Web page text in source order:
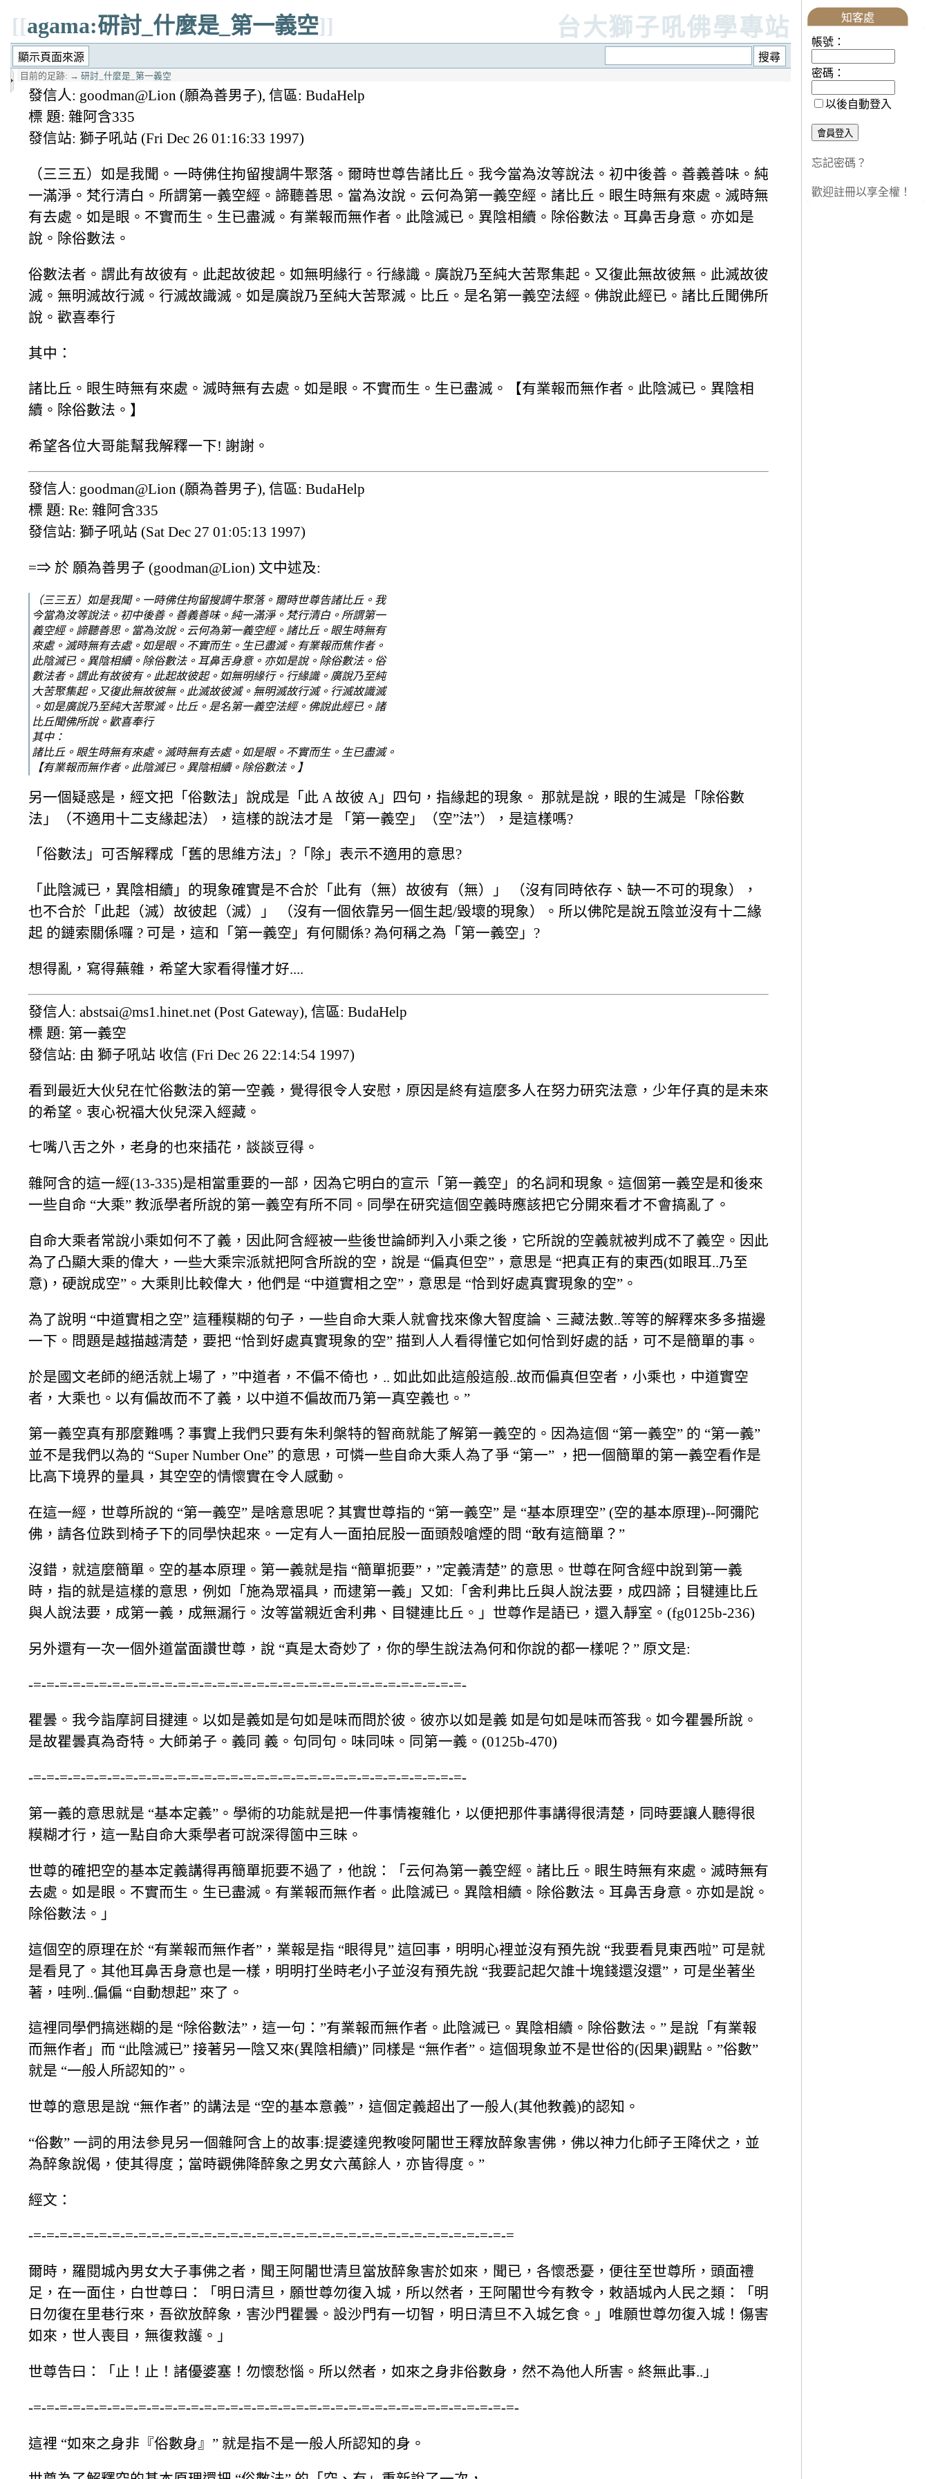
[[agama:研討_什麼是_第一義空]] 台大獅子吼佛學專站
目前的足跡: → 研討_什麼是_第一義空
發信人: goodman@Lion (願為善男子), 信區: BudaHelp
標 題: 雜阿含335
發信站: 獅子吼站 (Fri Dec 26 01:16:33 1997)
（三三五）如是我聞。一時佛住拘留搜調牛聚落。爾時世尊告諸比丘。我今當為汝等說法。初中後善。善義善味。純
一滿淨。梵行清白。所謂第一義空經。諦聽善思。當為汝說。云何為第一義空經。諸比丘。眼生時無有來處。滅時無
有去處。如是眼。不實而生。生已盡滅。有業報而無作者。此陰滅已。異陰相續。除俗數法。耳鼻舌身意。亦如是
說。除俗數法。
俗數法者。謂此有故彼有。此起故彼起。如無明緣行。行緣識。廣說乃至純大苦聚集起。又復此無故彼無。此滅故彼
滅。無明滅故行滅。行滅故識滅。如是廣說乃至純大苦聚滅。比丘。是名第一義空法經。佛說此經已。諸比丘聞佛所
說。歡喜奉行
其中：
諸比丘。眼生時無有來處。滅時無有去處。如是眼。不實而生。生已盡滅。【有業報而無作者。此陰滅已。異陰相
續。除俗數法。】
希望各位大哥能幫我解釋一下! 謝謝。
發信人: goodman@Lion (願為善男子), 信區: BudaHelp
標 題: Re: 雜阿含335
發信站: 獅子吼站 (Sat Dec 27 01:05:13 1997)
=⇒ 於 願為善男子 (goodman@Lion) 文中述及:
（三三五）如是我聞。一時佛住拘留搜調牛聚落。爾時世尊告諸比丘。我
今當為汝等說法。初中後善。善義善味。純一滿淨。梵行清白。所謂第一
義空經。諦聽善思。當為汝說。云何為第一義空經。諸比丘。眼生時無有
來處。滅時無有去處。如是眼。不實而生。生已盡滅。有業報而焦作者。
此陰滅已。異陰相續。除俗數法。耳鼻舌身意。亦如是說。除俗數法。俗
數法者。謂此有故彼有。此起故彼起。如無明緣行。行緣識。廣說乃至純
大苦聚集起。又復此無故彼無。此滅故彼滅。無明滅故行滅。行滅故識滅
。如是廣說乃至純大苦聚滅。比丘。是名第一義空法經。佛說此經已。諸
比丘聞佛所說。歡喜奉行
其中：
諸比丘。眼生時無有來處。滅時無有去處。如是眼。不實而生。生已盡滅。
【有業報而無作者。此陰滅已。異陰相續。除俗數法。】
另一個疑惑是，經文把「俗數法」說成是「此 A 故彼 A」四句，指緣起的現象。 那就是說，眼的生滅是「除俗數
法」（不適用十二支緣起法），這樣的說法才是 「第一義空」（空”法”），是這樣嗎?
「俗數法」可否解釋成「舊的思維方法」?「除」表示不適用的意思?
「此陰滅已，異陰相續」的現象確實是不合於「此有（無）故彼有（無）」 （沒有同時依存、缺一不可的現象），
也不合於「此起（滅）故彼起（滅）」 （沒有一個依靠另一個生起/毀壞的現象）。所以佛陀是說五陰並沒有十二緣
起 的鏈索關係囉 ? 可是，這和「第一義空」有何關係? 為何稱之為「第一義空」?
想得亂，寫得蕪雜，希望大家看得懂才好....
發信人: abstsai@ms1.hinet.net (Post Gateway), 信區: BudaHelp
標 題: 第一義空
發信站: 由 獅子吼站 收信 (Fri Dec 26 22:14:54 1997)
看到最近大伙兒在忙俗數法的第一空義，覺得很令人安慰，原因是終有這麼多人在努力研究法意，少年仔真的是未來
的希望。衷心祝福大伙兒深入經藏。
七嘴八舌之外，老身的也來插花，談談豆得。
雜阿含的這一經(13-335)是相當重要的一部，因為它明白的宣示「第一義空」的名詞和現象。這個第一義空是和後來
一些自命 “大乘” 教派學者所說的第一義空有所不同。同學在研究這個空義時應該把它分開來看才不會搞亂了。
自命大乘者常說小乘如何不了義，因此阿含經被一些後世論師判入小乘之後，它所說的空義就被判成不了義空。因此
為了凸顯大乘的偉大，一些大乘宗派就把阿含所說的空，說是 “偏真但空”，意思是 “把真正有的東西(如眼耳..乃至
意)，硬說成空”。大乘則比較偉大，他們是 “中道實相之空”，意思是 “恰到好處真實現象的空”。
為了說明 “中道實相之空” 這種糢糊的句子，一些自命大乘人就會找來像大智度論、三藏法數..等等的解釋來多多描邊
一下。問題是越描越清楚，要把 “恰到好處真實現象的空” 描到人人看得懂它如何恰到好處的話，可不是簡單的事。
於是國文老師的絕活就上場了，”中道者，不偏不倚也，.. 如此如此這般這般..故而偏真但空者，小乘也，中道實空
者，大乘也。以有偏故而不了義，以中道不偏故而乃第一真空義也。”
第一義空真有那麼難嗎？事實上我們只要有朱利槃特的智商就能了解第一義空的。因為這個 “第一義空” 的 “第一義”
並不是我們以為的 “Super Number One” 的意思，可憐一些自命大乘人為了爭 “第一” ，把一個簡單的第一義空看作是
比高下境界的量具，其空空的情懷實在令人感動。
在這一經，世尊所說的 “第一義空” 是啥意思呢？其實世尊指的 “第一義空” 是 “基本原理空” (空的基本原理)--阿彌陀
佛，請各位跌到椅子下的同學快起來。一定有人一面拍屁股一面頭殼嗆煙的問 “敢有這簡單？”
沒錯，就這麼簡單。空的基本原理。第一義就是指 “簡單扼要”，”定義清楚” 的意思。世尊在阿含經中說到第一義
時，指的就是這樣的意思，例如「施為眾福具，而逮第一義」又如:「舍利弗比丘與人說法要，成四諦；目犍連比丘
與人說法要，成第一義，成無漏行。汝等當親近舍利弗、目犍連比丘。」世尊作是語已，還入靜室。(fg0125b-236)
另外還有一次一個外道當面讚世尊，說 “真是太奇妙了，你的學生說法為何和你說的都一樣呢？” 原文是:
-=-=-=-=-=-=-=-=-=-=-=-=-=-=-=-=-=-=-=-=-=-=-=-=-=-=-=-=-=-=-=-=-=-
瞿曇。我今詣摩訶目揵連。以如是義如是句如是味而問於彼。彼亦以如是義 如是句如是味而答我。如今瞿曇所說。
是故瞿曇真為奇特。大師弟子。義同 義。句同句。味同味。同第一義。(0125b-470)
-=-=-=-=-=-=-=-=-=-=-=-=-=-=-=-=-=-=-=-=-=-=-=-=-=-=-=-=-=-=-=-=-=-
第一義的意思就是 “基本定義”。學術的功能就是把一件事情複雜化，以便把那件事講得很清楚，同時要讓人聽得很
糢糊才行，這一點自命大乘學者可說深得箇中三昧。
世尊的確把空的基本定義講得再簡單扼要不過了，他說：「云何為第一義空經。諸比丘。眼生時無有來處。滅時無有
去處。如是眼。不實而生。生已盡滅。有業報而無作者。此陰滅已。異陰相續。除俗數法。耳鼻舌身意。亦如是說。
除俗數法。」
這個空的原理在於 “有業報而無作者”，業報是指 “眼得見” 這回事，明明心裡並沒有預先說 “我要看見東西啦” 可是就
是看見了。其他耳鼻舌身意也是一樣，明明打坐時老小子並沒有預先說 “我要記起欠誰十塊錢還沒還”，可是坐著坐
著，哇咧..偏偏 “自動想起” 來了。
這裡同學們搞迷糊的是 “除俗數法”，這一句：”有業報而無作者。此陰滅已。異陰相續。除俗數法。” 是說「有業報
而無作者」而 “此陰滅已” 接著另一陰又來(異陰相續)” 同樣是 “無作者”。這個現象並不是世俗的(因果)觀點。”俗數”
就是 “一般人所認知的”。
世尊的意思是說 “無作者” 的講法是 “空的基本意義”，這個定義超出了一般人(其他教義)的認知。
“俗數” 一詞的用法參見另一個雜阿含上的故事:提婆達兜教唆阿闍世王釋放醉象害佛，佛以神力化師子王降伏之，並
為醉象說偈，使其得度；當時觀佛降醉象之男女六萬餘人，亦皆得度。”
經文：
-=-=-=-=-=-=-=-=-=-=-=-=-=-=-=-=-=-=-=-=-=-=-=-=-=-=-=-=-=-=-=-=-=-=-=-=-=
爾時，羅閱城內男女大子事佛之者，聞王阿闍世清旦當放醉象害於如來，聞已，各懷悉憂，便往至世尊所，頭面禮
足，在一面住，白世尊曰：「明日清旦，願世尊勿復入城，所以然者，王阿闍世今有教令，敕語城內人民之類：「明
日勿復在里巷行來，吾欲放醉象，害沙門瞿曇。設沙門有一切智，明日清旦不入城乞食。」唯願世尊勿復入城！傷害
如來，世人喪目，無復救護。」
世尊告曰：「止！止！諸優婆塞！勿懷愁惱。所以然者，如來之身非俗數身，然不為他人所害。終無此事..」
-=-=-=-=-=-=-=-=-=-=-=-=-=-=-=-=-=-=-=-=-=-=-=-=-=-=-=-=-=-=-=-=-=-=-=-=-=-
這裡 “如來之身非『俗數身』” 就是指不是一般人所認知的身。
知客處
帳號：
密碼：
以後自動登入
忘記密碼？
歡迎註冊以享全權！